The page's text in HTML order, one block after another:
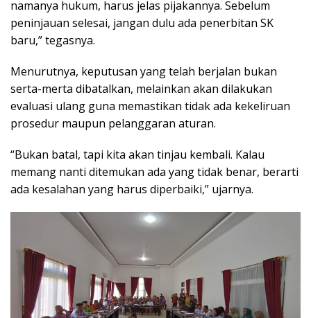
namanya hukum, harus jelas pijakannya. Sebelum
peninjauan selesai, jangan dulu ada penerbitan SK
baru,” tegasnya.
Menurutnya, keputusan yang telah berjalan bukan
serta-merta dibatalkan, melainkan akan dilakukan
evaluasi ulang guna memastikan tidak ada kekeliruan
prosedur maupun pelanggaran aturan.
“Bukan batal, tapi kita akan tinjau kembali. Kalau
memang nanti ditemukan ada yang tidak benar, berarti
ada kesalahan yang harus diperbaiki,” ujarnya.